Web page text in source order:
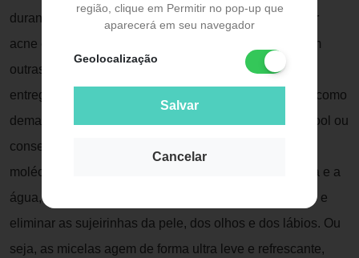
região, clique em Permitir no pop-up que
aparecerá em seu navegador
Geolocalização
Salvar
Cancelar
durante o dia, que podem entupir os poros e ocasionar
acne e cravos. Além disso, a água micelar também tem
outras vantagens: além de reequilibrar o pH da pele e
entregar um efeito hidratado e sequinho, também age como
demaquilante. A água micelar não é composta por álcool ou
conservantes, mas sim, por micelas. São poderosas
moléculas fruto da reação entre os agentes de limpeza e a
água, que agem como se fossem ""ímãs"" ao absorver e
eliminar as sujeirinhas da pele, dos olhos e dos lábios. Ou
seja, as micelas agem de forma ultra leve e refrescante,